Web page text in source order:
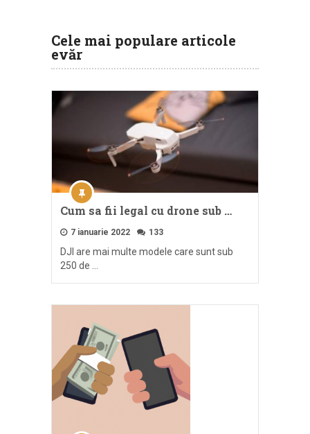
Cele mai populare articole
evăr
Cum sa fii legal cu drone sub …
7 ianuarie 2022 133
DJI are mai multe modele care sunt sub
250 de …